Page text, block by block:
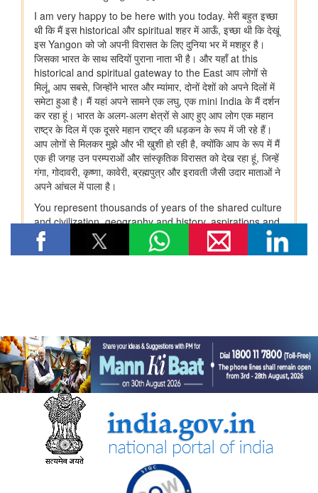
पेटेंट, डिज़ाइन और ट्रेडमार्क महानियंत्रक कार्यालय ने भारत के 15 केन्द्रों
पर पेटेंट और ट्रेडमार्क एजेंट परीक्षा 2027 के लिए संभावित कार्यक्रम घोषित
किया
संचार मंत्रालय
प्रधान संचार लेखा नियंत्रक कार्यालय, दिल्ली ने पेंशन अदालत का
सफलतापूर्वक आयोजन किया
संस्‍कृति मंत्रालय
भारत की अमूर्त सांस्कृतिक विरासत का संरक्षण
कम-प्रसिद्ध पर्यटन स्थलों में सांस्कृतिक विरासत और पर्यटन
राष्ट्रीय पुस्तकालय कार्यक्रम
इलेक्ट्रानिक्स एवं आईटी मंत्रालय
सरकार ने डिजिटल डिवाइड को पाटने के लिए डिजिटल इन्फ्रास्ट्रक्चर और
नागरिक-केंद्रित सेवाओं का विस्तार किया
सरकार ने कृत्रिम बुद्धिमत्ता से निर्मित डीपफेक से निपटने के लिए नियामक ढांचे
को मजबूत किया
सरकार ने भारत की बढ़ती डिजिटल और एआई अवसंरचना के लिए डेटा सेंटर
की क्षमता को तेजी से बढ़ाने पर दिया जोर
सरकार ने 'इंडिया-एआई मिशन' और सेमीकंडक्टर पहलों के माध्यम से स्वदेशी